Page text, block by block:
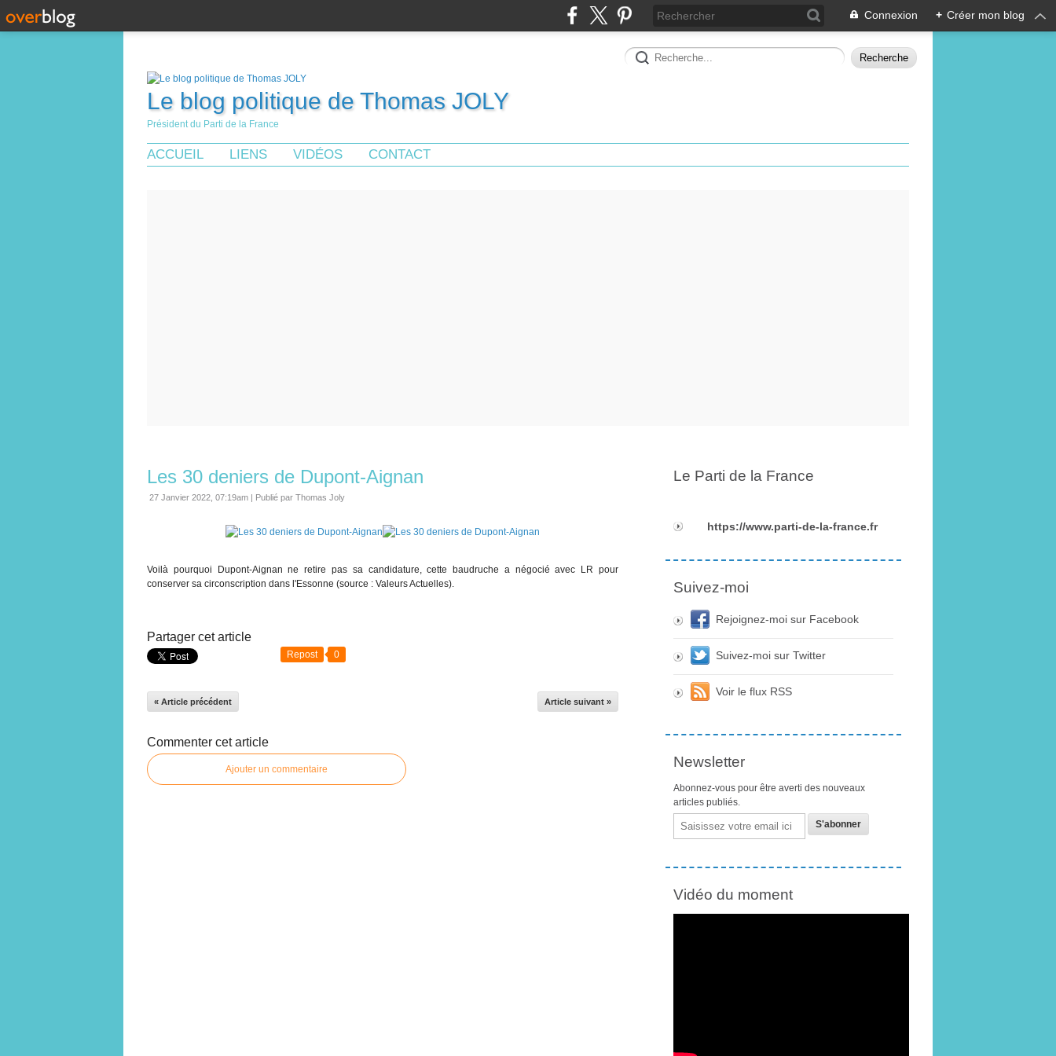
Connexion + Créer mon blog
Le blog politique de Thomas JOLY
Président du Parti de la France
ACCUEIL LIENS VIDÉOS CONTACT
Les 30 deniers de Dupont-Aignan
27 Janvier 2022, 07:19am | Publié par Thomas Joly
Voilà pourquoi Dupont-Aignan ne retire pas sa candidature, cette baudruche a négocié avec LR pour
conserver sa circonscription dans l'Essonne (source : Valeurs Actuelles).
Partager cet article
Repost 0
« Article précédent Article suivant »
Commenter cet article
Ajouter un commentaire
Le Parti de la France
https://www.parti-de-la-france.fr
Suivez-moi
Rejoignez-moi sur Facebook
Suivez-moi sur Twitter
Voir le flux RSS
Newsletter
Abonnez-vous pour être averti des nouveaux
articles publiés.
Email
Vidéo du moment